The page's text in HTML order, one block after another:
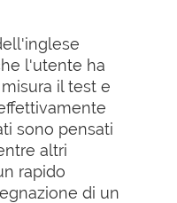
l'utente ha
il test e
sono pensati
altri
rapido
di un